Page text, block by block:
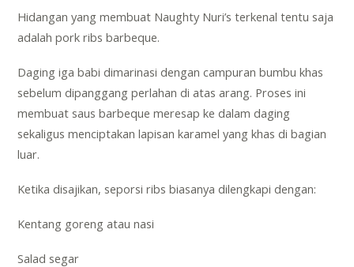
Hidangan yang membuat Naughty Nuri’s terkenal tentu saja
adalah pork ribs barbeque.
Daging iga babi dimarinasi dengan campuran bumbu khas
sebelum dipanggang perlahan di atas arang. Proses ini
membuat saus barbeque meresap ke dalam daging
sekaligus menciptakan lapisan karamel yang khas di bagian
luar.
Ketika disajikan, seporsi ribs biasanya dilengkapi dengan:
Kentang goreng atau nasi
Salad segar